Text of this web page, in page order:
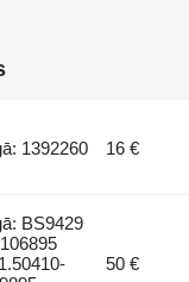
1392260 16 €
BS9429
50 €